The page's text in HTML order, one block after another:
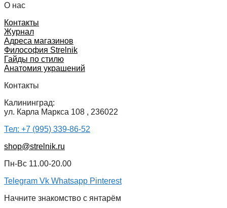
О нас
Контакты
Журнал
Адреса магазинов
Философия Strelnik
Гайды по стилю
Анатомия украшений
Контакты
Калининград:
ул. Карла Маркса 108 , 236022
Тел: +7 (995) 339-86-52
shop@strelnik.ru
Пн-Вс 11.00-20.00
Telegram Vk Whatsapp Pinterest
Начните знакомство с янтарём